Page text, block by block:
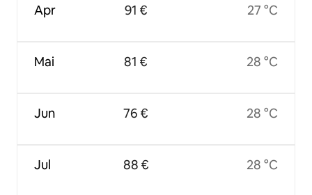
Apr
Mai
Jun
Jul
91 €
81 €
76 €
88 €
27 °C
28 °C
28 °C
28 °C